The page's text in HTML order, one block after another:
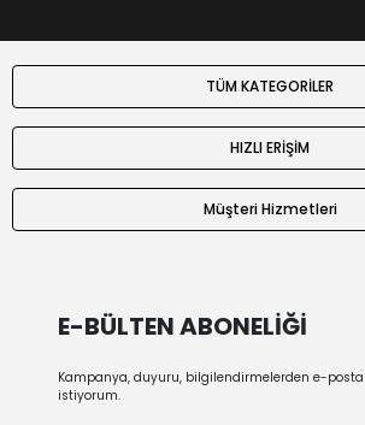
TÜM KATEGORİLER
HIZLI ERİŞİM
Müşteri Hizmetleri
E-BÜLTEN ABONELİĞİ
Kampanya, duyuru, bilgilendirmelerden e-
istiyorum.